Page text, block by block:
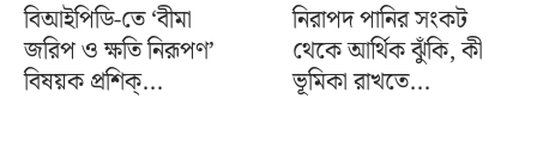
বিআইপিডি-তে ‘বীমা
জরিপ ও ক্ষতি নিরূপণ’
বিষয়ক প্রশিক্...
নিরাপদ পানির সংকট
থেকে আর্থিক ঝুঁকি, কী
ভূমিকা রাখতে...